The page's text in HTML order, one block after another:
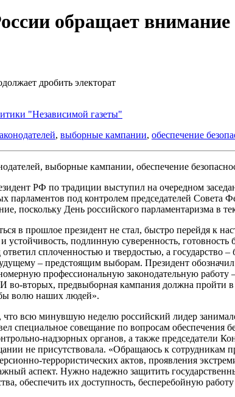
обращает
дробить электорат
"Независимой газеты"
, выборные кампании, обеспечение
РФ по традиции выступил на очередном
парламентов под контролем председателей
поскольку День российского парламентаризма в
в прошлое президент не стал, быстро перейдя к
устойчивость, подлинную суверенность,
сплоченностью и твердостью, а
– предстоящим выборам. Президент
профессиональную законодательную работу
И во-вторых, предвыборная кампания должна пройти
волю наших людей».
что всю минувшую неделю российский лидер
специальное совещание по вопросам обеспечения
надзорных органов, а также председатели
не присутствовала. «Обращаюсь к сотрудникам
террористических актов, проявления
аспект. Нужно надежно защитить
обеспечить их доступность, бесперебойную